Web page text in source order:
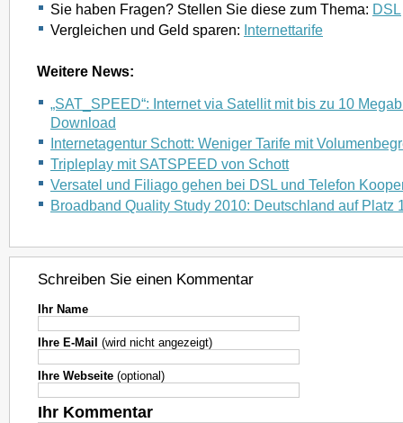
Sie haben Fragen? Stellen Sie diese zum Thema: DSL
Vergleichen und Geld sparen: Internettarife
Weitere News:
„SAT_SPEED“: Internet via Satellit mit bis zu 10
Download
Internetagentur Schott: Weniger Tarife mit
Tripleplay mit SATSPEED von Schott
Versatel und Filiago gehen bei DSL und Telefon
Broadband Quality Study 2010: Deutschland auf Platz
Schreiben Sie einen Kommentar
Ihr Name
Ihre E-Mail (wird nicht angezeigt)
Ihre Webseite (optional)
Ihr Kommentar